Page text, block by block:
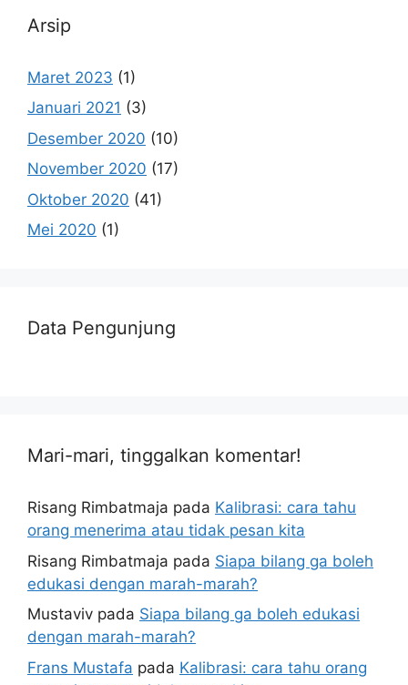
Arsip
Maret 2023 (1)
Januari 2021 (3)
Desember 2020 (10)
November 2020 (17)
Oktober 2020 (41)
Mei 2020 (1)
Data Pengunjung
Mari-mari, tinggalkan komentar!
Risang Rimbatmaja pada Kalibrasi: cara tahu
orang menerima atau tidak pesan kita
Risang Rimbatmaja pada Siapa bilang ga boleh
edukasi dengan marah-marah?
Mustaviv pada Siapa bilang ga boleh edukasi
dengan marah-marah?
Frans Mustafa pada Kalibrasi: cara tahu orang